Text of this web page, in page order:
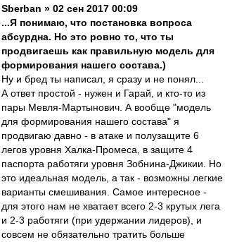
Sberban » 02 сен 2017 00:09
...Я понимаю, что постановка вопроса
абсурдна. Но это ровно то, что ты
продвигаешь как правильную модель для
формирования нашего состава.)
Ну и бред ты написал, я сразу и не понял...
А ответ простой - нужен и Гарай, и кто-то из
пары Мевля-Мартынович. А вообще "модель
для формирования нашего состава" я
продвигаю давно - в атаке и полузащите 6
легов уровня Халка-Промеса, в защите 4
паспорта работяги уровня Зобнина-Джикии. Но
это идеальная модель, а так - возможны легкие
варианты смешивания. Самое интересное -
для этого нам не хватает всего 2-3 крутых лега
и 2-3 работяги (при удержании лидеров), и
совсем не обязательно тратить больше